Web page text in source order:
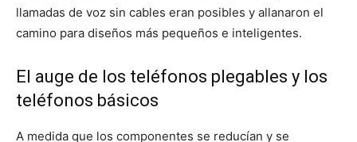
llamadas de voz sin cables eran posibles y allanaron el
camino para diseños más pequeños e inteligentes.
El auge de los teléfonos plegables y los
teléfonos básicos
A medida que los componentes se reducían y se